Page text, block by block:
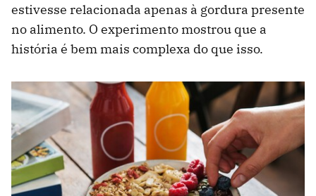
estivesse relacionada apenas à gordura presente
no alimento. O experimento mostrou que a
história é bem mais complexa do que isso.